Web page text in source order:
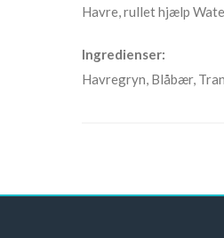
Havre, rullet hjælp
Ingredienser:
Havregryn, Blåbær,